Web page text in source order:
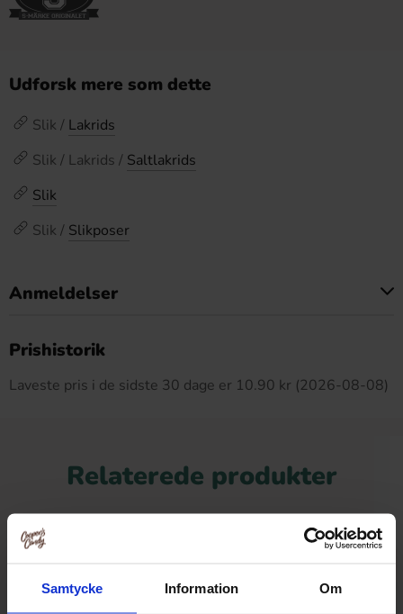
Samtycke Information Om
Udforsk mere som dette
Slik / Lakrids
Slik / Lakrids / Saltlakrids
Slik
Slik / Slikposer
Anmeldelser
Prishistorik
Laveste pris i de sidste 30 dage er 10.90 kr (2026-08-08)
Relaterede produkter
-28%